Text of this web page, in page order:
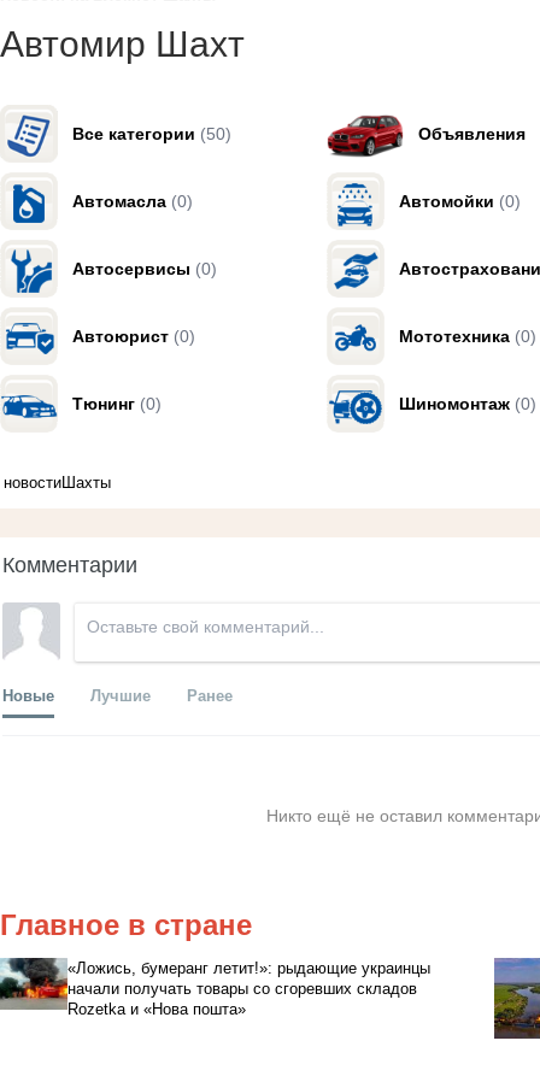
Автомир Шахт
Все категории (50) Объявления
Автомасла (0) Автомойки (0)
Автосервисы (0)
Автоюрист (0) Мототехника (0)
Тюнинг (0) Шиномонтаж (0)
новостиШахты
Комментарии
Новые Лучшие Ранее
Никто ещё не оставил
Главное в стране
«Ложись, бумеранг летит!»: рыдающие украинцы
начали получать товары со сгоревших складов
Rozetka и «Нова пошта»